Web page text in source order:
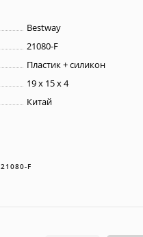
Bestway
21080-F
Пластик + силикон
19 х 15 х 4
Китай
21080-F